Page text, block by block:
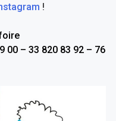
!
00 – 33 820 83 92 – 76